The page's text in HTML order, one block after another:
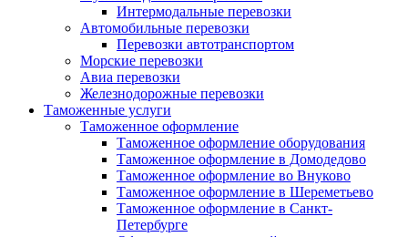
Интермодальные перевозки
Автомобильные перевозки
Перевозки автотранспортом
Морские перевозки
Авиа перевозки
Железнодорожные перевозки
Таможенные услуги
Таможенное оформление
Таможенное оформление оборудования
Таможенное оформление в Домодедово
Таможенное оформление во Внуково
Таможенное оформление в Шереметьево
Таможенное оформление в Санкт-
Петербурге